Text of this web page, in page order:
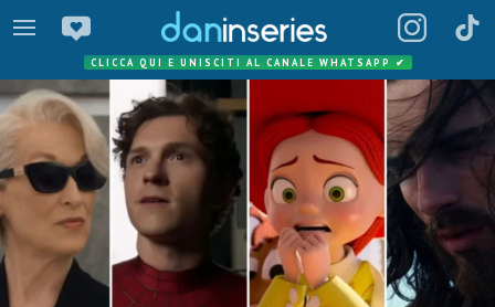
CLICCA QUI E UNISCITI AL CANALE WHATSAPP ✔